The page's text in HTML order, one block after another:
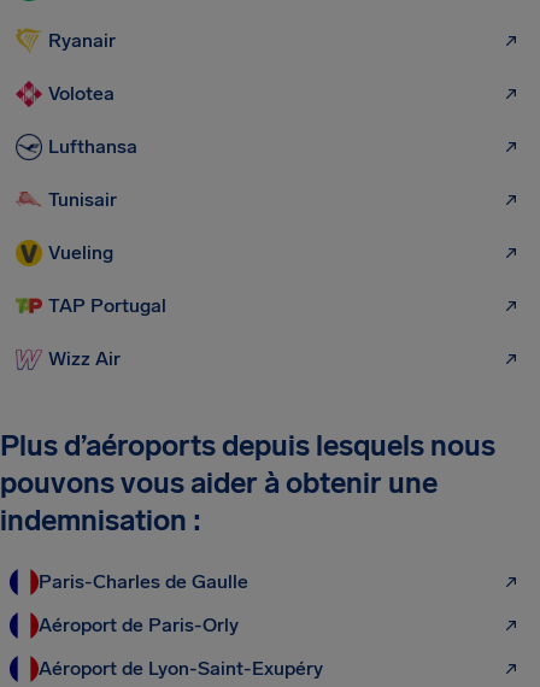
Ryanair
Volotea
Lufthansa
Tunisair
Vueling
TAP Portugal
Wizz Air
Plus d’aéroports depuis lesquels nous
pouvons vous aider à obtenir une
indemnisation :
Paris-Charles de Gaulle
Aéroport de Paris-Orly
Aéroport de Lyon-Saint-Exupéry